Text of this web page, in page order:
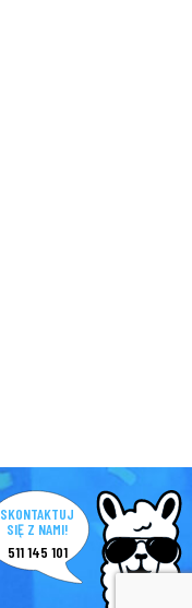
SKONTAKTUJ
SIĘ Z NAMI!
511 145 101